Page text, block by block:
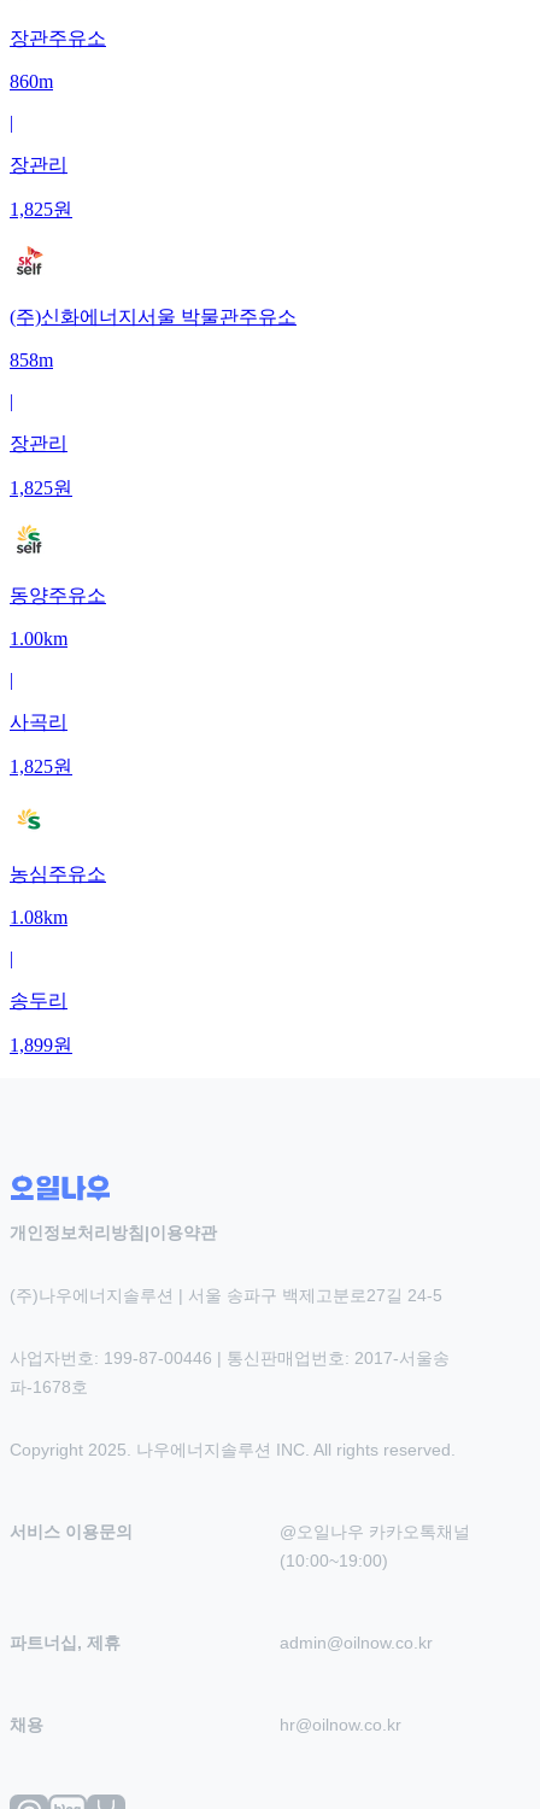
장관주유소
860m
|
장관리
1,825원
(주)신화에너지서울 박물관주유소
858m
|
장관리
1,825원
동양주유소
1.00km
|
사곡리
1,825원
농심주유소
1.08km
|
송두리
1,899원
개인정보처리방침 |이용약관
(주)나우에너지솔루션 | 서울 송파구 백제고분로27길 24-5
사업자번호: 199-87-00446 | 통신판매업번호: 2017-서울송
파-1678호
Copyright 2025. 나우에너지솔루션 INC. All rights reserved.
서비스 이용문의
@오일나우 카카오톡채널
(10:00~19:00)
파트너십, 제휴 admin@oilnow.co.kr
채용 hr@oilnow.co.kr